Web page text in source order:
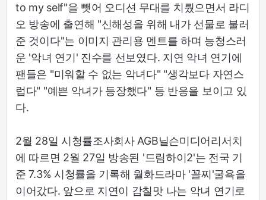
to my self"을 뺏어 오디션 무대를 치뤘으면서 라디
오 방송에 출연해 "신해성을 위해 내가 선물로 불러
준 것이다"는 이미지 관리용 멘트를 하며 능청스러
운 '악녀 연기' 진수를 선보였다. 지연 악녀 연기에
팬들은 "미워할 수 없는 악녀다" "생각보다 자연스
럽다" "예쁜 악녀가 등장했다" 등 반응을 보이고 있
다.
2월 28일 시청률조사회사 AGB닐슨미디어리서치
에 따르면 2월 27일 방송된 '드림하이2'는 전국 기
준 7.3% 시청률을 기록해 월화드라마 '꼴찌'굴욕을
이어갔다. 앞으로 지연이 감칠맛 나는 악녀 연기로